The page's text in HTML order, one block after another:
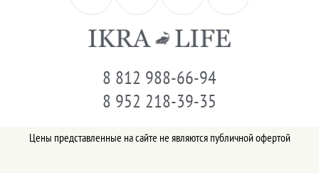
8 812 988-66-94
8 952 218-39-35
Цены представленные на сайте не являются публичной офертой